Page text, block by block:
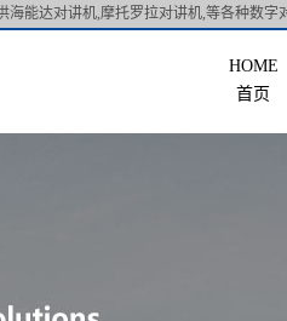
海能达对讲机,摩托罗拉对讲机,等各种数字
首页